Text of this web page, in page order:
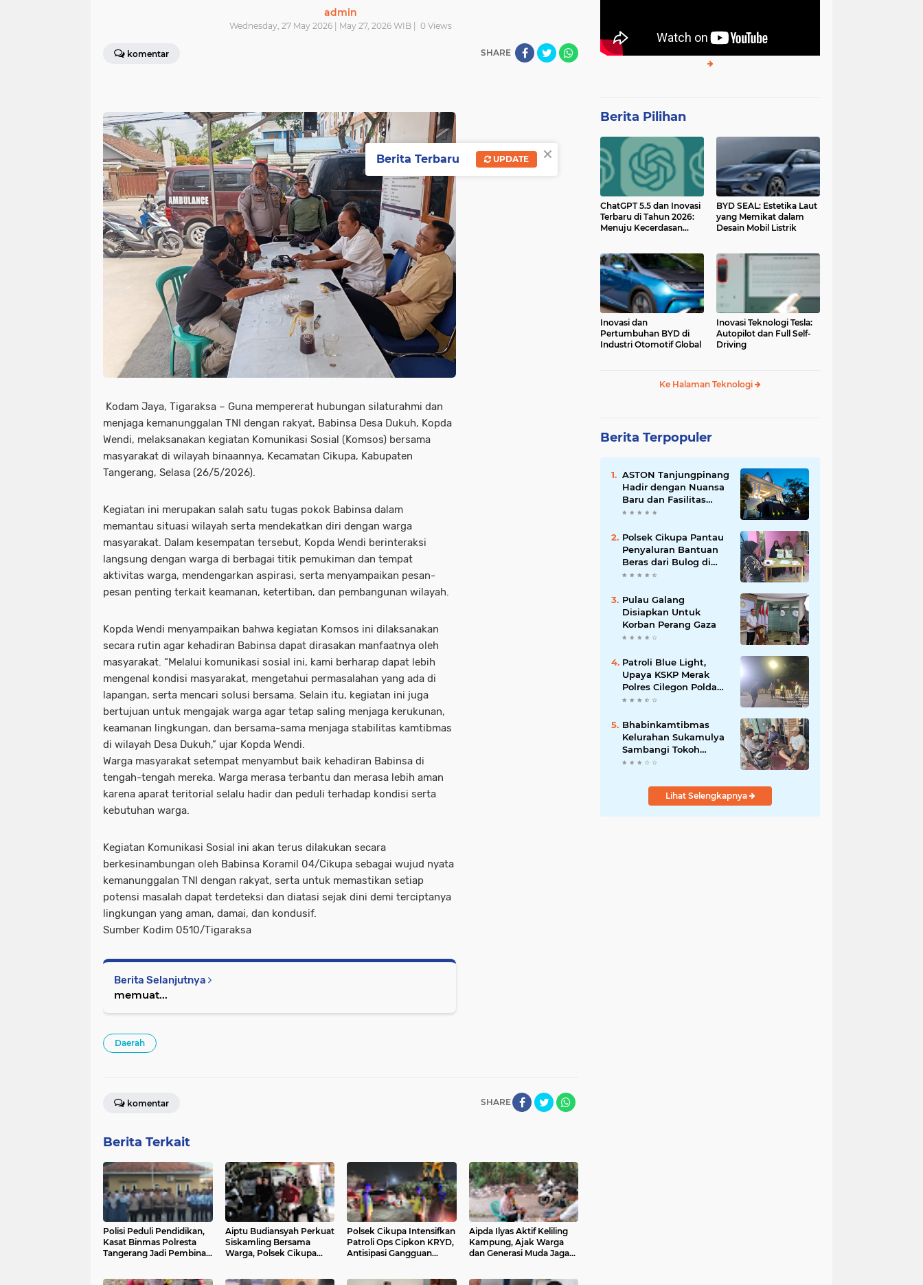
admin
Wednesday, 27 May 2026 | May 27, 2026 WIB | 0 Views
komentar SHARE
Kodam Jaya, Tigaraksa – Guna mempererat hubungan silaturahmi dan
menjaga kemanunggalan TNI dengan rakyat, Babinsa Desa Dukuh, Kopda
Wendi, melaksanakan kegiatan Komunikasi Sosial (Komsos) bersama
masyarakat di wilayah binaannya, Kecamatan Cikupa, Kabupaten
Tangerang, Selasa (26/5/2026).
Kegiatan ini merupakan salah satu tugas pokok Babinsa dalam
memantau situasi wilayah serta mendekatkan diri dengan warga
masyarakat. Dalam kesempatan tersebut, Kopda Wendi berinteraksi
langsung dengan warga di berbagai titik pemukiman dan tempat
aktivitas warga, mendengarkan aspirasi, serta menyampaikan pesan-
pesan penting terkait keamanan, ketertiban, dan pembangunan wilayah.
Kopda Wendi menyampaikan bahwa kegiatan Komsos ini dilaksanakan
secara rutin agar kehadiran Babinsa dapat dirasakan manfaatnya oleh
masyarakat. “Melalui komunikasi sosial ini, kami berharap dapat lebih
mengenal kondisi masyarakat, mengetahui permasalahan yang ada di
lapangan, serta mencari solusi bersama. Selain itu, kegiatan ini juga
bertujuan untuk mengajak warga agar tetap saling menjaga kerukunan,
keamanan lingkungan, dan bersama-sama menjaga stabilitas kamtibmas
di wilayah Desa Dukuh,” ujar Kopda Wendi.
Warga masyarakat setempat menyambut baik kehadiran Babinsa di
tengah-tengah mereka. Warga merasa terbantu dan merasa lebih aman
karena aparat teritorial selalu hadir dan peduli terhadap kondisi serta
kebutuhan warga.
Kegiatan Komunikasi Sosial ini akan terus dilakukan secara
berkesinambungan oleh Babinsa Koramil 04/Cikupa sebagai wujud nyata
kemanunggalan TNI dengan rakyat, serta untuk memastikan setiap
potensi masalah dapat terdeteksi dan diatasi sejak dini demi terciptanya
lingkungan yang aman, damai, dan kondusif.
Sumber Kodim 0510/Tigaraksa
Berita Selanjutnya
memuat...
Daerah
SHARE
komentar
Berita Terkait
Polisi Peduli Pendidikan,
Kasat Binmas Polresta
Tangerang Jadi Pembina
Aiptu Budiansyah Perkuat
Siskamling Bersama
Warga, Polsek Cikupa
Polsek Cikupa Intensifkan
Patroli Ops Cipkon KRYD,
Antisipasi Gangguan
Aipda Ilyas Aktif Keliling
Kampung, Ajak Warga
dan Generasi Muda Jaga
Berita Pilihan
ChatGPT 5.5 dan Inovasi
Terbaru di Tahun 2026:
Menuju Kecerdasan
BYD SEAL: Estetika Laut
yang Memikat dalam
Desain Mobil Listrik
Inovasi dan
Pertumbuhan BYD di
Industri Otomotif Global
Inovasi Teknologi Tesla:
Autopilot dan Full Self-
Driving
Ke Halaman Teknologi
Berita Terpopuler
ASTON Tanjungpinang
Hadir dengan Nuansa
Baru dan Fasilitas
Lengkap untuk
Polsek Cikupa Pantau
Penyaluran Bantuan
Beras dari Bulog di
Desa Pasir Gadung
Pulau Galang
Disiapkan Untuk
Korban Perang Gaza
Patroli Blue Light,
Upaya KSKP Merak
Polres Cilegon Polda
Banten Tekan Aksi
Bhabinkamtibmas
Kelurahan Sukamulya
Sambangi Tokoh
Masyarakat, Perkuat
Kamtibmas
Lihat Selengkapnya
×
Berita Terbaru UPDATE